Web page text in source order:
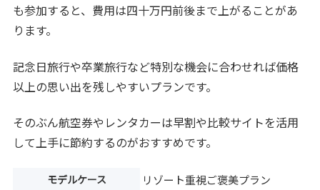
も参加すると、費用は四十万円前後まで上がることがあ
ります。
記念日旅行や卒業旅行など特別な機会に合わせれば価格
以上の思い出を残しやすいプランです。
そのぶん航空券やレンタカーは早割や比較サイトを活用
して上手に節約するのがおすすめです。
モデルケース リゾート重視ご褒美プラン